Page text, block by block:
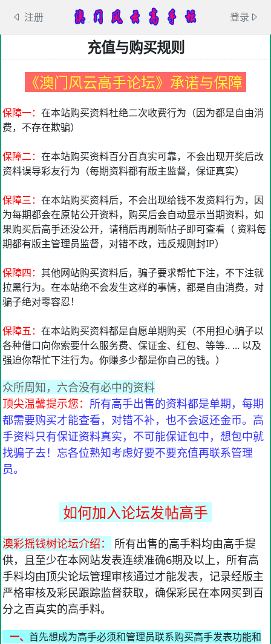
注册 登录
充值与购买规则
《澳门风云高手论坛》承诺与保障
保障一： 在本站购买资料杜绝二次收费行为（因为都是自由消
费，不存在欺骗）
保障二： 在本站购买资料百分百真实可靠，不会出现开奖后改
资料误导彩友行为（每期资料都有版主监督，保证真实）
保障三： 在本站购买资料后，不会出现给钱不发资料行为，因
为每期都会在原帖公开资料，购买后会自动显示当期资料，如
果购买后高手还没公开，请稍后再刷新帖子即可查看（ 资料每
期都有版主管理员监督，对错不改，违反规则封IP）
保障四： 其他网站购买资料后，骗子要求帮忙下注，不下注就
拉黑行为。在本站绝不会发生这样的事情，都是自由消费，对
骗子绝对零容忍！
保障五： 在本站购买资料都是自愿单期购买（不用担心骗子以
各种借口向你索要什么服务费、保证金、红包、等等.. ... 以及
强迫你帮忙下注行为。你赚多少都是你自己的钱。）
众所周知，六合没有必中的资料
顶尖温馨提示您： 所有高手出售的资料都是单期，每期
都需要购买才能查看，对错不补，也不会返还金币。高
手资料只有保证资料真实，不可能保证包中，想包中就
找骗子去！忘各位熟知考虑好要不要充值再联系管理
员。
如何加入论坛发帖高手
澳彩摇钱树论坛介绍：
所有出售的高手料均由高手提
供，且至少在本网站发表连续准确6期及以上，所有高
手料均由顶尖论坛管理审核通过才能发表，记录经版主
严格审核及彩民跟踪监督获取，确保彩民在本网买到百
分之百真实的高手料。
一、 首先想成为高手必须和管理员联系购买高手发表功能和